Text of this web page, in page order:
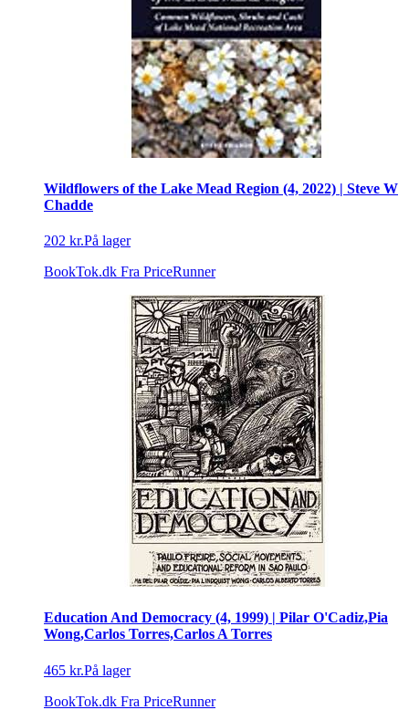
Wildflowers of the Lake Mead Region (4, 2022) | Steve W
Chadde
202 kr.På lager
BookTok.dk Fra PriceRunner
Education And Democracy (4, 1999) | Pilar O'Cadiz,Pia
Wong,Carlos Torres,Carlos A Torres
465 kr.På lager
BookTok.dk Fra PriceRunner